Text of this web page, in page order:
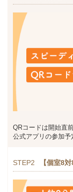
QRコードは開始直前
公式アプリの参加
STEP2 【個室8